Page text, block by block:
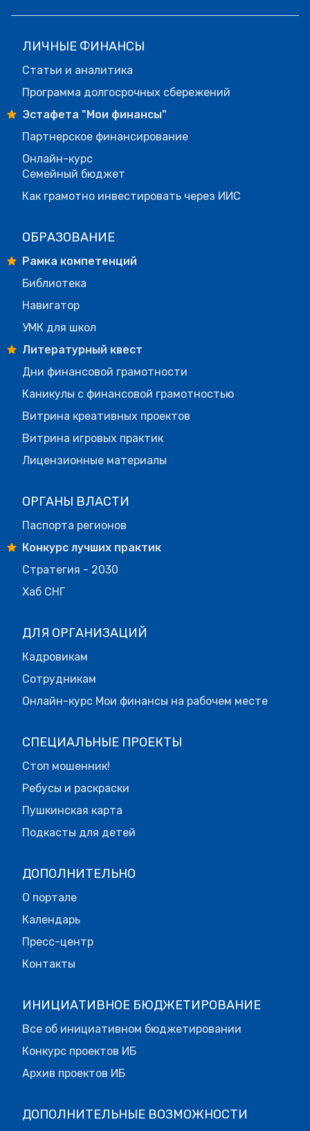
ЛИЧНЫЕ ФИНАНСЫ
Статьи и аналитика
Программа долгосрочных сбережений
Эстафета "Мои финансы"
Партнерское финансирование
Онлайн-курс
Семейный бюджет
Как грамотно инвестировать через ИИС
ОБРАЗОВАНИЕ
Рамка компетенций
Библиотека
Навигатор
УМК для школ
Литературный квест
Дни финансовой грамотности
Каникулы с финансовой грамотностью
Витрина креативных проектов
Витрина игровых практик
Лицензионные материалы
ОРГАНЫ ВЛАСТИ
Паспорта регионов
Конкурс лучших практик
Стратегия - 2030
Хаб СНГ
ДЛЯ ОРГАНИЗАЦИЙ
Кадровикам
Сотрудникам
Онлайн-курс Мои финансы на рабочем месте
СПЕЦИАЛЬНЫЕ ПРОЕКТЫ
Стоп мошенник!
Ребусы и раскраски
Пушкинская карта
Подкасты для детей
ДОПОЛНИТЕЛЬНО
О портале
Календарь
Пресс-центр
Контакты
ИНИЦИАТИВНОЕ БЮДЖЕТИРОВАНИЕ
Все об инициативном бюджетировании
Конкурс проектов ИБ
Архив проектов ИБ
ДОПОЛНИТЕЛЬНЫЕ ВОЗМОЖНОСТИ